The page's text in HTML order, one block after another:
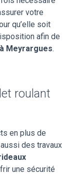
votre
qu’elle soit
afin de
Meyrargues.
roulant
en plus de
des travaux
une sécurité